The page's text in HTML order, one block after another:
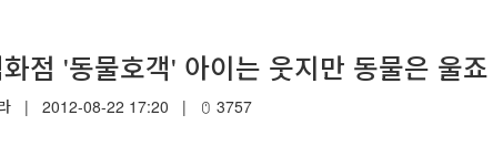
점 '동물호객' 아이는 웃지만 동물은 울죠
| 2012-08-22 17:20 | 3757